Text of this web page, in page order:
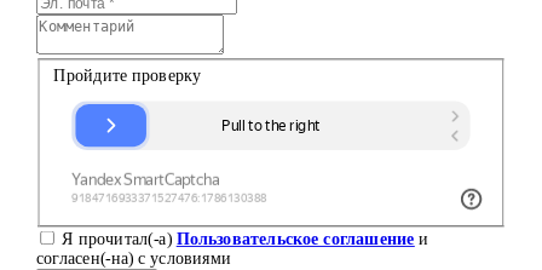
Пройдите проверку
Я прочитал(-а) Пользовательское соглашение и
согласен(-на) с условиями